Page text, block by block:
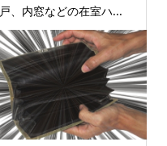
戸、内窓などの在室ハ...